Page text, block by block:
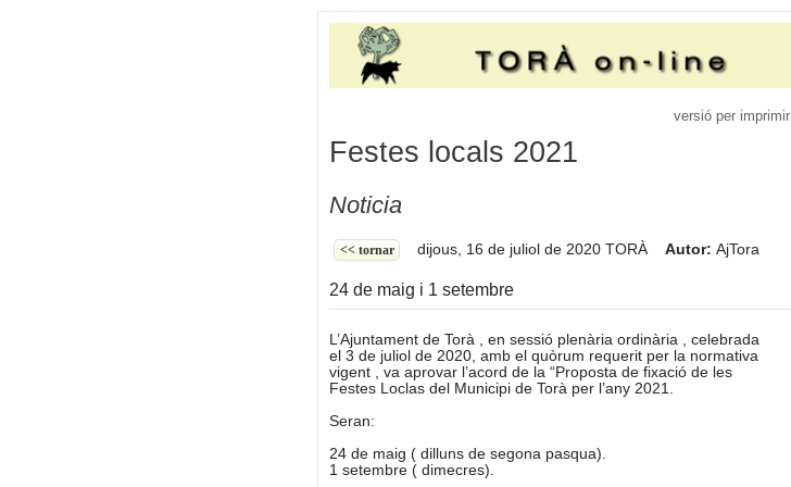
versió per imprimir
Festes locals 2021
Noticia
<< tornar dijous, 16 de juliol de 2020TORÀ Autor: AjTora
24 de maig i 1 setembre
L’Ajuntament de Torà , en sessió plenària ordinària , celebrada
el 3 de juliol de 2020, amb el quòrum requerit per la normativa
vigent , va aprovar l’acord de la “Proposta de fixació de les
Festes Loclas del Municipi de Torà per l’any 2021.
Seran:
24 de maig ( dilluns de segona pasqua).
1 setembre ( dimecres).